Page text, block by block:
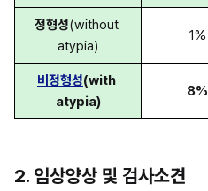
정형성(without
atypia)
1%
비정형성(with
atypia)
8%
2. 임상양상 및 검사소견